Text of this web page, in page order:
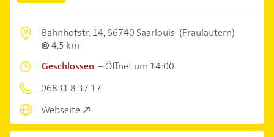
Bahnhofstr. 14,66740 Saarlouis (Fraulautern)
4,5 km
Geschlossen –Öffnet um 14:00
06831 8 37 17
Webseite